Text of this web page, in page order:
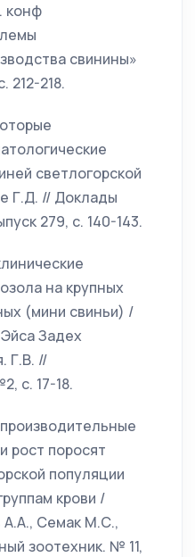
конф
свинины»
212-218.
светлогорской
Г.Д. // Доклады
279, с. 140-143.
на крупных
(мини свиньи) /
Задех
Г.В. //
с. 17-18.
рост поросят
популяции
крови /
А.А., Семак М.С.,
зоотехник. № 11,